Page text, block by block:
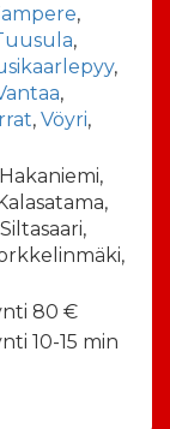
,
,
,
,
, Vöyri,
80 €
10-15 min